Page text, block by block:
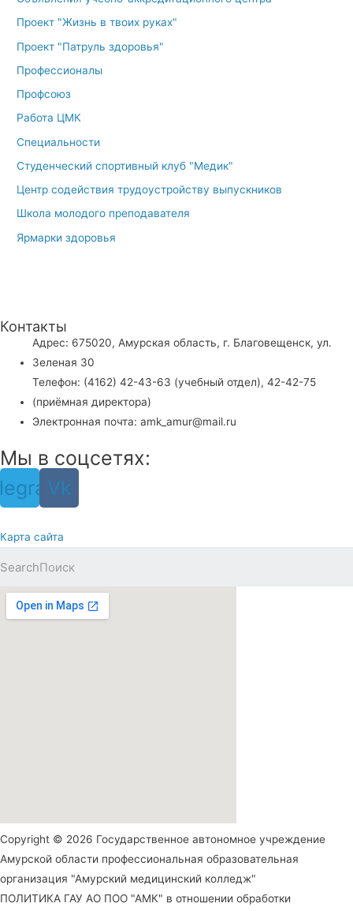
Проект "Жизнь в твоих руках"
Проект "Патруль здоровья"
Профессионалы
Профсоюз
Работа ЦМК
Специальности
Студенческий спортивный клуб "Медик"
Центр содействия трудоустройству выпускников
Школа молодого преподавателя
Ярмарки здоровья
Контакты
Адрес: 675020, Амурская область, г. Благовещенск, ул.
Зеленая 30
Телефон: (4162) 42-43-63 (учебный отдел), 42-42-75
(приёмная директора)
Электронная почта: amk_amur@mail.ru
Мы в соцсетях:
Vk
Карта сайта
Search
Copyright © 2026 Государственное автономное учреждение
Амурской области профессиональная образовательная
организация "Амурский медицинский колледж"
ПОЛИТИКА ГАУ АО ПОО "АМК" в отношении обработки